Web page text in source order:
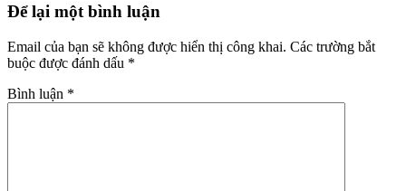
Để lại một bình luận
Email của bạn sẽ không được hiển thị công khai. Các trường bắt
buộc được đánh dấu *
Bình luận *